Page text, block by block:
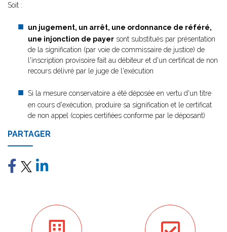
Soit :
un jugement, un arrêt, une ordonnance de référé,
une injonction de payer sont substitués par présentation
de la signification (par voie de commissaire de justice) de
l'inscription provisoire fait au débiteur et d'un certificat de non
recours délivré par le juge de l'exécution
Si la mesure conservatoire a été déposée en vertu d'un titre
en cours d'exécution, produire sa signification et le certificat
de non appel (copies certifiées conforme par le déposant)
PARTAGER